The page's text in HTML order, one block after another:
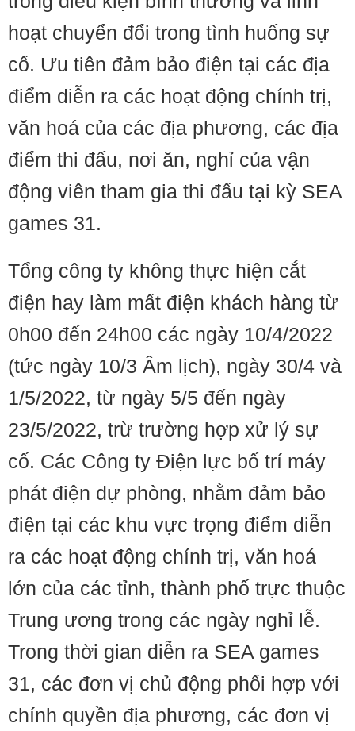
hoạt chuyển đổi trong tình huống sự
cố. Ưu tiên đảm bảo điện tại các địa
điểm diễn ra các hoạt động chính trị,
văn hoá của các địa phương, các địa
điểm thi đấu, nơi ăn, nghỉ của vận
động viên tham gia thi đấu tại kỳ SEA
games 31.
Tổng công ty không thực hiện cắt
điện hay làm mất điện khách hàng từ
0h00 đến 24h00 các ngày 10/4/2022
(tức ngày 10/3 Âm lịch), ngày 30/4 và
1/5/2022, từ ngày 5/5 đến ngày
23/5/2022, trừ trường hợp xử lý sự
cố. Các Công ty Điện lực bố trí máy
phát điện dự phòng, nhằm đảm bảo
điện tại các khu vực trọng điểm diễn
ra các hoạt động chính trị, văn hoá
lớn của các tỉnh, thành phố trực thuộc
Trung ương trong các ngày nghỉ lễ.
Trong thời gian diễn ra SEA games
31, các đơn vị chủ động phối hợp với
chính quyền địa phương, các đơn vị